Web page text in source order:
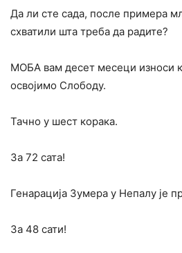
Да ли сте сада, после примера
схватили шта треба да радите?
МОБА вам десет месеци износи
освојимо Слободу.
Тачно у шест корака.
За 72 сата!
Генарација Зумера у Непалу је
За 48 сати!